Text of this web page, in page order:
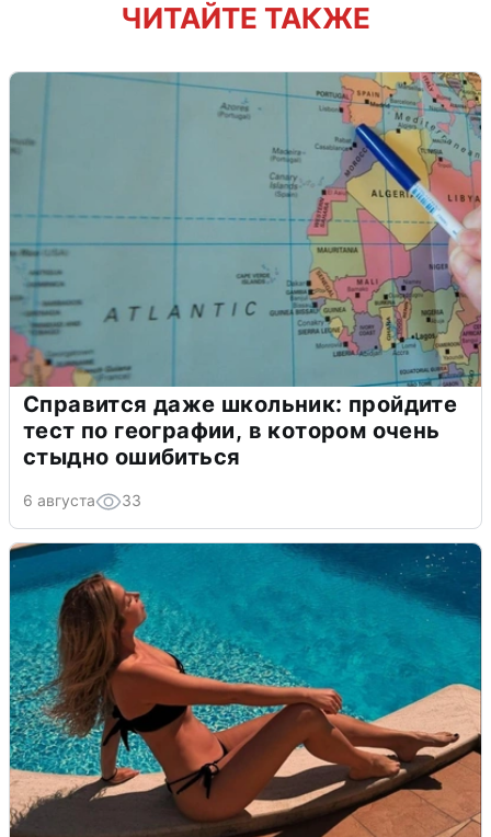
ЧИТАЙТЕ ТАКЖЕ
Справится даже школьник: пройдите
тест по географии, в котором очень
стыдно ошибиться
6 августа 33